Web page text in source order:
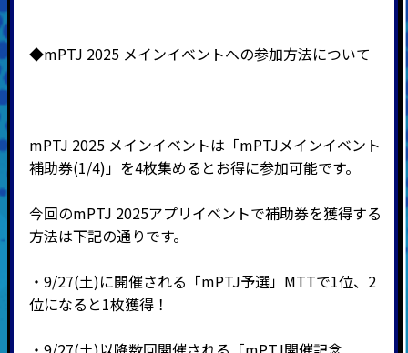
◆mPTJ 2025 メインイベントへの参加方法について
mPTJ 2025 メインイベントは「mPTJメインイベント
補助券(1/4)」を4枚集めるとお得に参加可能です。
今回のmPTJ 2025アプリイベントで補助券を獲得する
方法は下記の通りです。
・9/27(土)に開催される「mPTJ予選」MTTで1位、2
位になると1枚獲得！